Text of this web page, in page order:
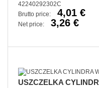
42240292302C
Brutto price:
4,01 €
Net price: 3,26 €
USZCZELKA